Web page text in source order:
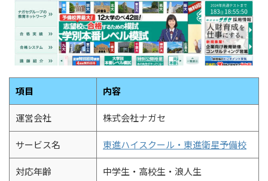
項目 内容
運営会社 株式会社ナガセ
サービス名 東進ハイスクール・東進衛星予備校
対応年齢 中学生・高校生・浪人生